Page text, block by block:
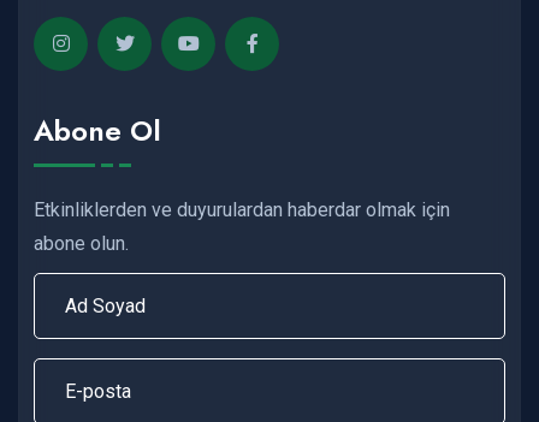
Abone Ol
Etkinliklerden ve duyurulardan haberdar olmak için
abone olun.